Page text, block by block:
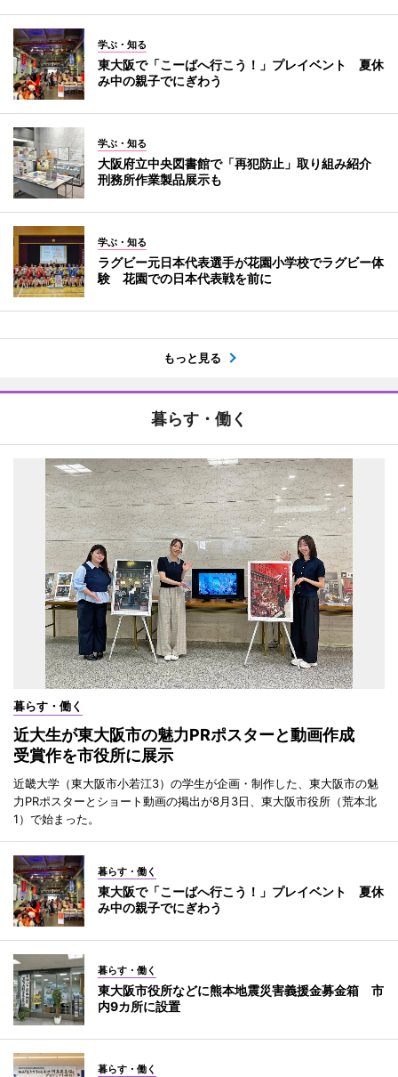
学ぶ・知る
東大阪で「こーばへ行こう！」プレイベント 夏休
み中の親子でにぎわう
学ぶ・知る
大阪府立中央図書館で「再犯防止」取り組み紹介
刑務所作業製品展示も
学ぶ・知る
ラグビー元日本代表選手が花園小学校でラグビー体
験 花園での日本代表戦を前に
もっと見る
暮らす・働く
暮らす・働く
近大生が東大阪市の魅力PRポスターと動画作成
受賞作を市役所に展示
近畿大学（東大阪市小若江3）の学生が企画・制作した、東大阪市の魅
力PRポスターとショート動画の掲出が8月3日、東大阪市役所（荒本北
1）で始まった。
暮らす・働く
東大阪で「こーばへ行こう！」プレイベント 夏休
み中の親子でにぎわう
暮らす・働く
東大阪市役所などに熊本地震災害義援金募金箱 市
内9カ所に設置
暮らす・働く